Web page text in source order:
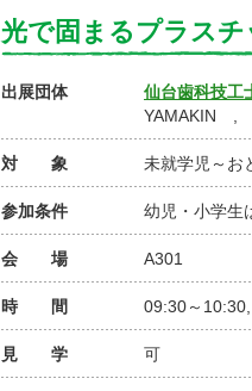
光で固まるプラス
出展団体
仙台歯科技工
YAMAKIN ,
対 象 未就学児～お
参加条件 幼児・小学生
会 場 A301
時 間 09:30～
見 学 可